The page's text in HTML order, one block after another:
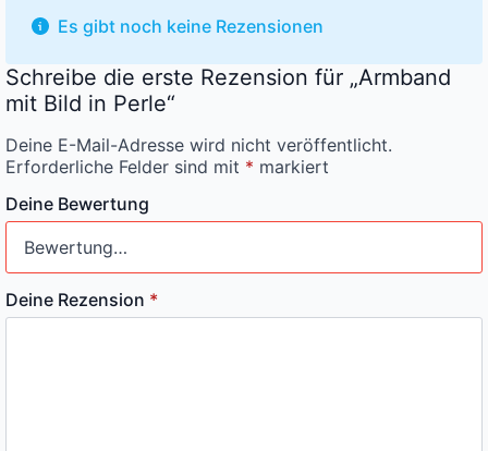
Es gibt noch keine Rezensionen
Schreibe die erste Rezension für „Armband
mit Bild in Perle“
Deine E-Mail-Adresse wird nicht veröffentlicht.
Erforderliche Felder sind mit * markiert
Deine Bewertung
Deine Rezension *